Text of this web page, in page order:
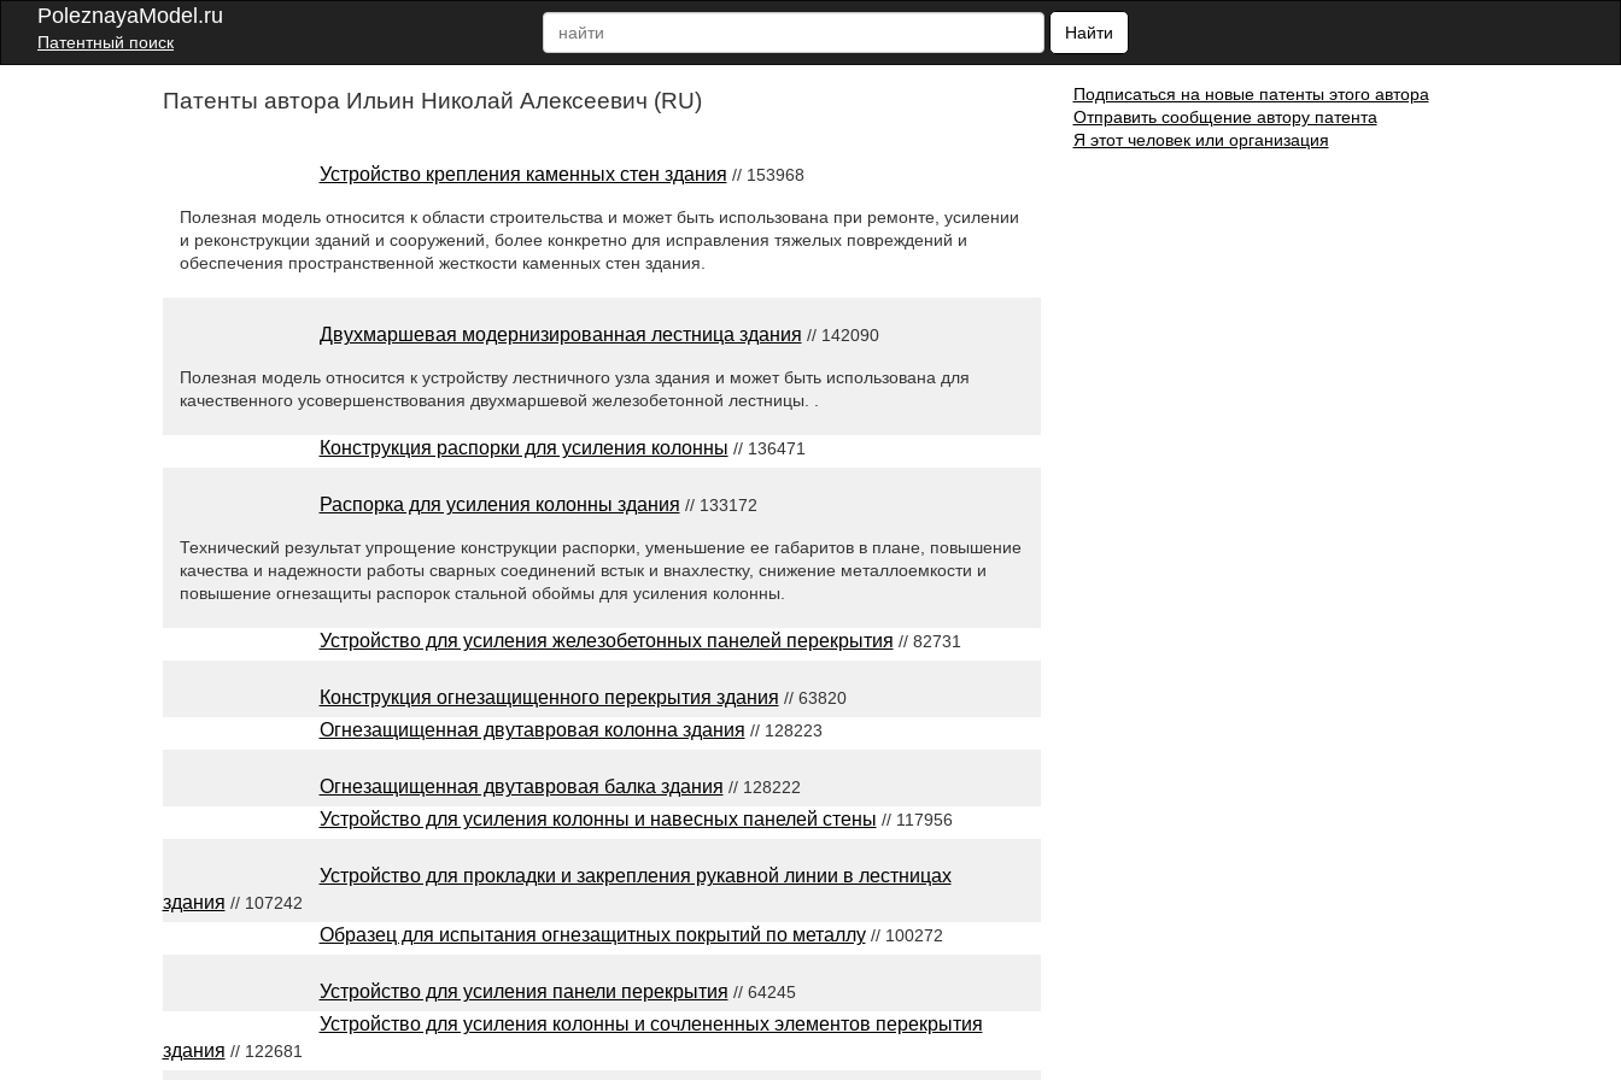
PoleznayaModel.ru
Патентный поиск
Найти
Патенты автора Ильин Николай Алексеевич (RU)
Устройство крепления каменных стен здания // 153968
Полезная модель относится к области строительства и может быть использована при ремонте, усилении
и реконструкции зданий и сооружений, более конкретно для исправления тяжелых повреждений и
обеспечения пространственной жесткости каменных стен здания.
Двухмаршевая модернизированная лестница здания // 142090
Полезная модель относится к устройству лестничного узла здания и может быть использована для
качественного усовершенствования двухмаршевой железобетонной лестницы. .
Конструкция распорки для усиления колонны // 136471
Распорка для усиления колонны здания // 133172
Технический результат упрощение конструкции распорки, уменьшение ее габаритов в плане, повышение
качества и надежности работы сварных соединений встык и внахлестку, снижение металлоемкости и
повышение огнезащиты распорок стальной обоймы для усиления колонны.
Устройство для усиления железобетонных панелей перекрытия // 82731
Конструкция огнезащищенного перекрытия здания // 63820
Огнезащищенная двутавровая колонна здания // 128223
Огнезащищенная двутавровая балка здания // 128222
Устройство для усиления колонны и навесных панелей стены // 117956
Устройство для прокладки и закрепления рукавной линии в лестницах
здания // 107242
Образец для испытания огнезащитных покрытий по металлу// 100272
Устройство для усиления панели перекрытия // 64245
Устройство для усиления колонны и сочлененных элементов перекрытия
здания // 122681
Подписаться на новые патенты этого автора
Отправить сообщение автору патента
Я этот человек или организация